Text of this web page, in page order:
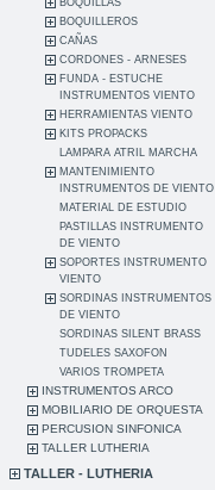
BOQUILLAS
BOQUILLEROS
CAÑAS
CORDONES - ARNESES
FUNDA - ESTUCHE
INSTRUMENTOS VIENTO
HERRAMIENTAS VIENTO
KITS PROPACKS
LAMPARA ATRIL MARCHA
MANTENIMIENTO
INSTRUMENTOS DE VIENTO
MATERIAL DE ESTUDIO
PASTILLAS INSTRUMENTO
DE VIENTO
SOPORTES INSTRUMENTO
VIENTO
SORDINAS INSTRUMENTOS
DE VIENTO
SORDINAS SILENT BRASS
TUDELES SAXOFON
VARIOS TROMPETA
INSTRUMENTOS ARCO
MOBILIARIO DE ORQUESTA
PERCUSION SINFONICA
TALLER LUTHERIA
TALLER - LUTHERIA